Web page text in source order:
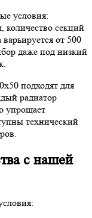
условия:
секций
от 500
даже под низкий
подходят для
радиатор
упрощает
технический
с нашей